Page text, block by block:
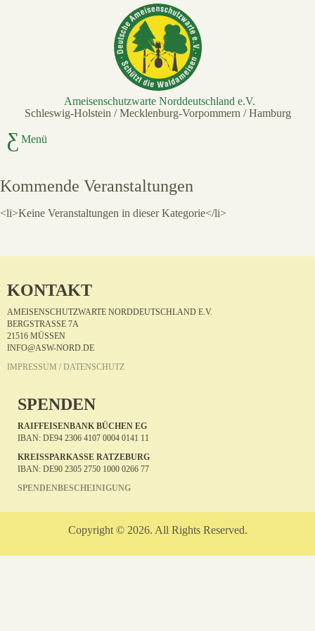
Ameisenschutzwarte Norddeutschland e.V.
Schleswig-Holstein / Mecklenburg-Vorpommern / Hamburg
Menü
Kommende Veranstaltungen
<li>Keine Veranstaltungen in dieser Kategorie</li>
KONTAKT
AMEISENSCHUTZWARTE NORDDEUTSCHLAND E.V.
BERGSTRASSE 7A
21516 MÜSSEN
INFO@ASW-NORD.DE
IMPRESSUM / DATENSCHUTZ
SPENDEN
RAIFFEISENBANK BÜCHEN EG
IBAN: DE94 2306 4107 0004 0141 11
KREISSPARKASSE RATZEBURG
IBAN: DE90 2305 2750 1000 0266 77
SPENDENBESCHEINIGUNG
Copyright © 2026. All Rights Reserved.